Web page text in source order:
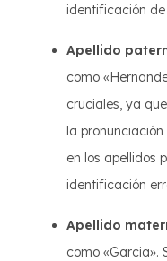
identificación
Apellido
como
cruciales, ya
la
en los apellidos
identificación
Apellido
como «Garcia».